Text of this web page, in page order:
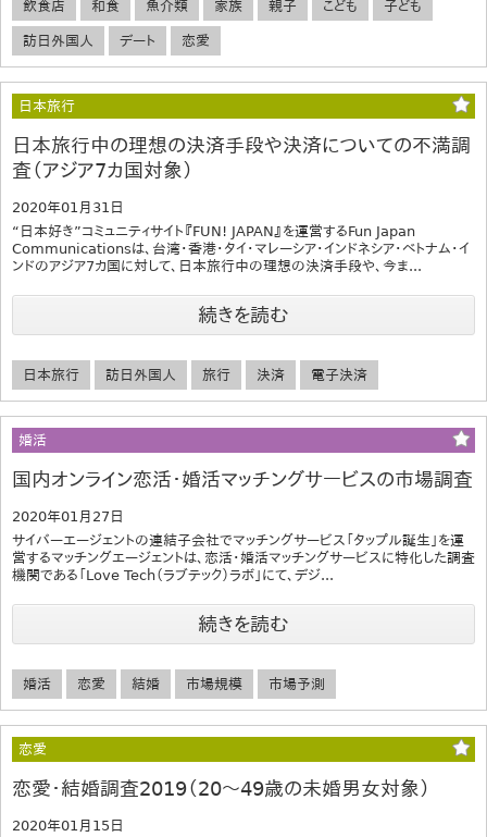
飲食店 和食 魚介類 家族 親子 こども 子ども
訪日外国人 デート 恋愛
日本旅行
日本旅行中の理想の決済手段や決済についての不満調
査（アジア7カ国対象）
2020年01月31日
“日本好き”コミュニティサイト『FUN! JAPAN』を運営するFun Japan
Communicationsは、台湾・香港・タイ・マレーシア・インドネシア・ベトナム・イ
ンドのアジア7カ国に対して、日本旅行中の理想の決済手段や、今ま...
続きを読む
日本旅行 訪日外国人 旅行 決済 電子決済
婚活
国内オンライン恋活・婚活マッチングサービスの市場調査
2020年01月27日
サイバーエージェントの連結子会社でマッチングサービス「タップル誕生」を運
営するマッチングエージェントは、恋活・婚活マッチングサービスに特化した調査
機関である「Love Tech（ラブテック）ラボ」にて、デジ...
続きを読む
婚活 恋愛 結婚 市場規模 市場予測
恋愛
恋愛・結婚調査2019（20～49歳の未婚男女対象）
2020年01月15日